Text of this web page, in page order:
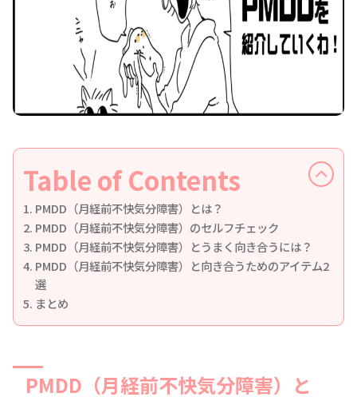
Table of Contents
PMDD（月経前不快気分障害）とは？
PMDD（月経前不快気分障害）のセルフチェック
PMDD（月経前不快気分障害）とうまく向き合うには？
PMDD（月経前不快気分障害）と向き合うためのアイテム2
選
まとめ
PMDD（月経前不快気分障害）と